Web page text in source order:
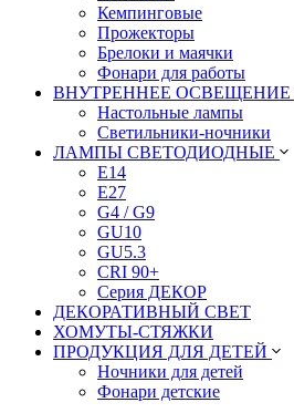
Кемпинговые
Прожекторы
Брелоки и маячки
Фонари для работы
ВНУТРЕННЕЕ ОСВЕЩЕНИЕ
Настольные лампы
Светильники-ночники
ЛАМПЫ СВЕТОДИОДНЫЕ
E14
E27
G4 / G9
GU10
GU5.3
CRI 90+
Серия ДЕКОР
ДЕКОРАТИВНЫЙ СВЕТ
ХОМУТЫ-СТЯЖКИ
ПРОДУКЦИЯ ДЛЯ ДЕТЕЙ
Ночники для детей
Фонари детские